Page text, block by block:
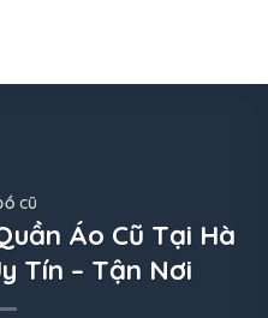
CŨ
Áo Cũ Tại Hà
Tín – Tận Nơi